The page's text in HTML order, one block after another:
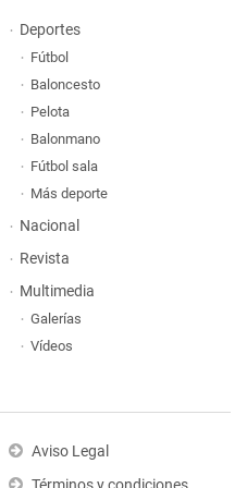
Deportes
Fútbol
Baloncesto
Pelota
Balonmano
Fútbol sala
Más deporte
Nacional
Revista
Multimedia
Galerías
Vídeos
Aviso Legal